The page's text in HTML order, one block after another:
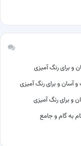
به گام و جامع